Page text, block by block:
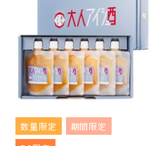
数量限定
期間限定